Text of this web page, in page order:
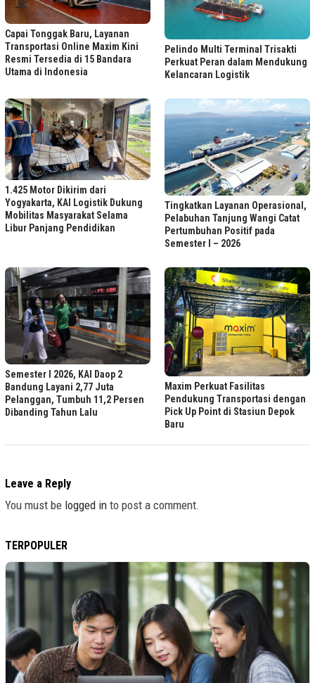
Capai Tonggak Baru, Layanan
Transportasi Online Maxim Kini
Resmi Tersedia di 15 Bandara
Utama di Indonesia
Pelindo Multi Terminal Trisakti
Perkuat Peran dalam Mendukung
Kelancaran Logistik
1.425 Motor Dikirim dari
Yogyakarta, KAI Logistik Dukung
Mobilitas Masyarakat Selama
Libur Panjang Pendidikan
Tingkatkan Layanan Operasional,
Pelabuhan Tanjung Wangi Catat
Pertumbuhan Positif pada
Semester I – 2026
Semester I 2026, KAI Daop 2
Bandung Layani 2,77 Juta
Pelanggan, Tumbuh 11,2 Persen
Dibanding Tahun Lalu
Maxim Perkuat Fasilitas
Pendukung Transportasi dengan
Pick Up Point di Stasiun Depok
Baru
Leave a Reply
You must be logged in to post a comment.
TERPOPULER